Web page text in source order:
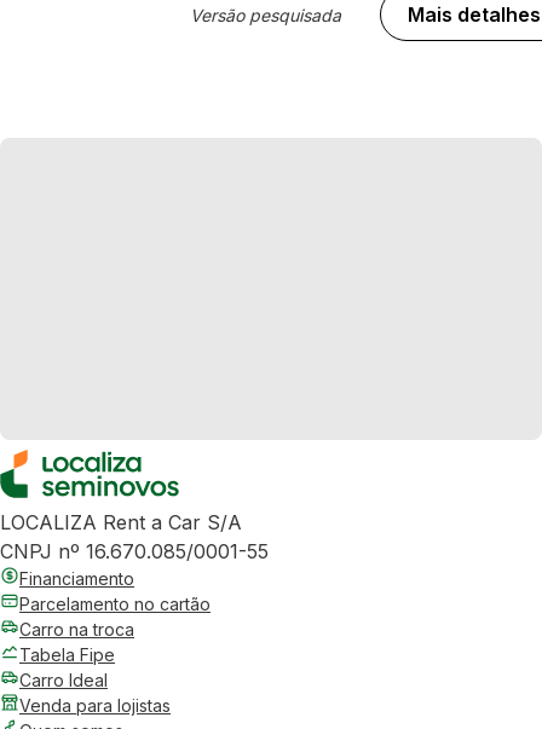
Versão pesquisada Mais detalhes
LOCALIZA Rent a Car S/A
CNPJ nº 16.670.085/0001-55
Financiamento
Parcelamento no cartão
Carro na troca
Tabela Fipe
Carro Ideal
Venda para lojistas